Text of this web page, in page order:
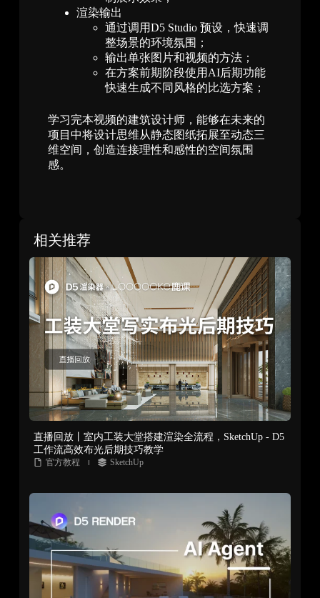
渲染输出
通过调用D5 Studio 预设，快速调
整场景的环境氛围；
输出单张图片和视频的方法；
在方案前期阶段使用AI后期功能
快速生成不同风格的比选方案；
学习完本视频的建筑设计师，能够在未来的
项目中将设计思维从静态图纸拓展至动态三
维空间，创造连接理性和感性的空间氛围
感。
相关推荐
直播回放丨室内工装大堂搭建渲染全流程，SketchUp - D5
工作流高效布光后期技巧教学
官方教程 SketchUp